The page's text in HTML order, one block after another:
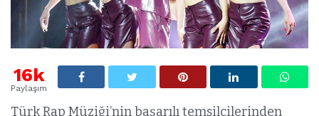
16k
Paylaşım
Türk Rap Müziği’nin başarılı temsilcilerinden